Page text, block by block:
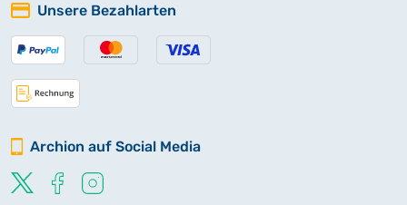
Unsere Bezahlarten
Archion auf Social Media